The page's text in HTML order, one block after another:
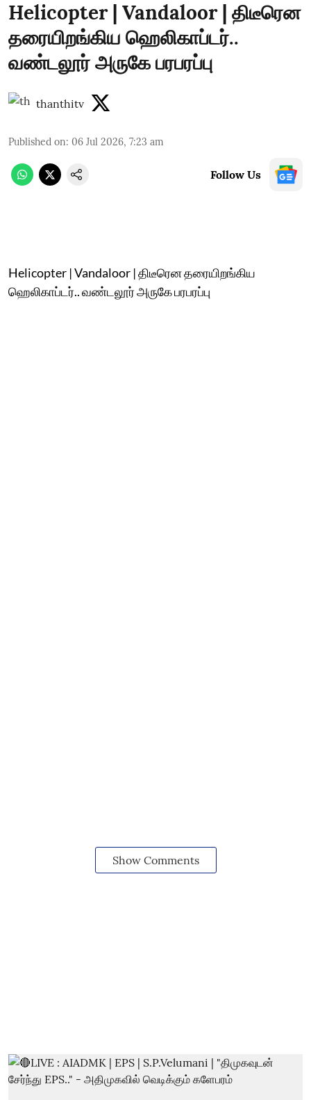
Helicopter | Vandaloor | திடீரென
தரையிறங்கிய ஹெலிகாப்டர்..
வண்டலூர் அருகே பரபரப்பு
thanthitv
Published on: 06 Jul 2026, 7:23 am
Follow Us
Helicopter | Vandaloor | திடீரென தரையிறங்கிய
ஹெலிகாப்டர்.. வண்டலூர் அருகே பரபரப்பு
Show Comments